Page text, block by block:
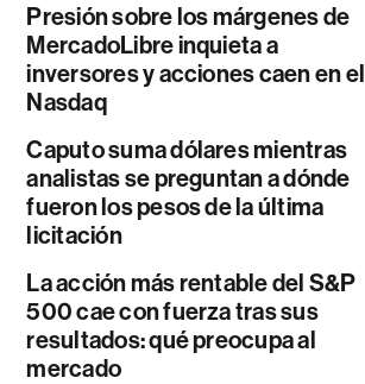
Presión sobre los márgenes de
MercadoLibre inquieta a
inversores y acciones caen en el
Nasdaq
Caputo suma dólares mientras
analistas se preguntan a dónde
fueron los pesos de la última
licitación
La acción más rentable del S&P
500 cae con fuerza tras sus
resultados: qué preocupa al
mercado